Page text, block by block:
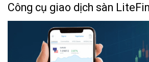
Công cụ giao dịch sàn